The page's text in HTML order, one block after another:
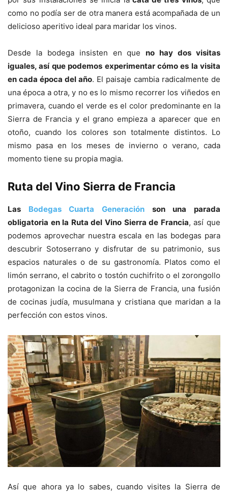
como no podía ser de otra manera está acompañada de un
delicioso aperitivo ideal para maridar los vinos.
Desde la bodega insisten en queno hay dos visitas
iguales, así que podemos experimentar cómo es la visita
en cada época del año. El paisaje cambia radicalmente de
una época a otra, y no es lo mismo recorrer los viñedos en
primavera, cuando el verde es el color predominante en la
Sierra de Francia y el grano empieza a aparecer que en
otoño, cuando los colores son totalmente distintos. Lo
mismo pasa en los meses de invierno o verano, cada
momento tiene su propia magia.
Ruta del Vino Sierra de Francia
Las Bodegas Cuarta Generación son una parada
obligatoria en la Ruta del Vino Sierra de Francia, así que
podemos aprovechar nuestra escala en las bodegas para
descubrir Sotoserrano y disfrutar de su patrimonio, sus
espacios naturales o de su gastronomía. Platos como el
limón serrano, el cabrito o tostón cuchifrito o el zorongollo
protagonizan la cocina de la Sierra de Francia, una fusión
de cocinas judía, musulmana y cristiana que maridan a la
perfección con estos vinos.
Así que ahora ya lo sabes, cuando visites la Sierra de